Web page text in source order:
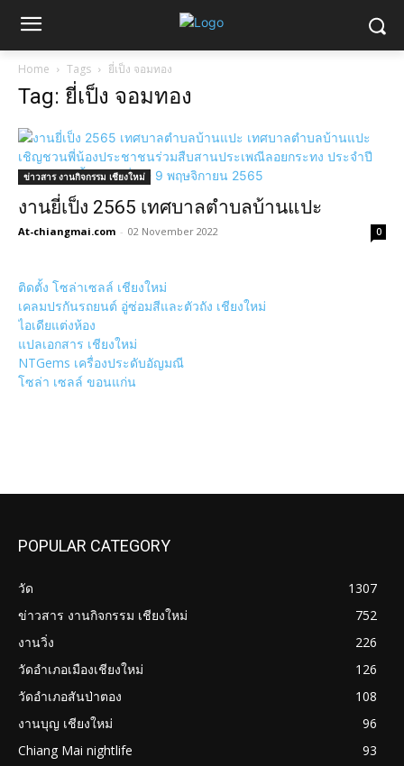
Home Tags ยี่เป็ง จอมทอง
Tag: ยี่เป็ง จอมทอง
ข่าวสาร งานกิจกรรม เชียงใหม่
งานยี่เป็ง 2565 เทศบาลตำบลบ้านแปะ
At-chiangmai.com - 02 November 2022 0
ติดตั้ง โซล่าเซลล์ เชียงใหม่
เคลมปรกันรถยนต์ อู่ซ่อมสีและตัวถัง เชียงใหม่
ไอเดียแต่งห้อง
แปลเอกสาร เชียงใหม่
NTGems เครื่องประดับอัญมณี
โซล่า เซลล์ ขอนแก่น
POPULAR CATEGORY
วัด
1307
ข่าวสาร งานกิจกรรม เชียงใหม่
752
งานวิ่ง
226
วัดอำเภอเมืองเชียงใหม่
126
วัดอำเภอสันป่าตอง
108
งานบุญ เชียงใหม่
96
Chiang Mai nightlife
93